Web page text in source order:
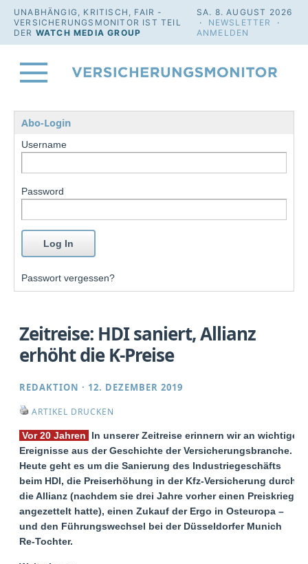
UNABHÄNGIG, KRITISCH, FAIR -
VERSICHERUNGSMONITOR IST TEIL
DER WATCH MEDIA GROUP
SA. 8. AUGUST 2026
· NEWSLETTER
·
ANMELDEN
Abo-Login
Username
Password
Passwort vergessen?
Zeitreise: HDI saniert, Allianz
erhöht die K-Preise
REDAKTION · 12. DEZEMBER 2019
ARTIKEL DRUCKEN
Vor 20 Jahren
In unserer Zeitreise erinnern wir an wichtige
Ereignisse aus der Geschichte der Versicherungsbranche.
Heute geht es um die Sanierung des Industriegeschäfts
beim HDI, die Preiserhöhung in der Kfz-Versicherung durch
die Allianz (nachdem sie drei Jahre vorher einen Preiskrieg
angezettelt hatte), einen Zukauf der Ergo in Osteuropa –
und den Führungswechsel bei der Düsseldorfer Munich
Re-Tochter.